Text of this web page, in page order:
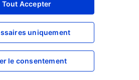
Tout Accepter
uniquement
le consentement
0€
Grâce à nous, investir dans
des fonds communs de
fournisseurs de premier
est facile et abordable.